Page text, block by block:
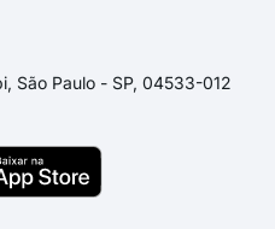
São Paulo - SP, 04533-012